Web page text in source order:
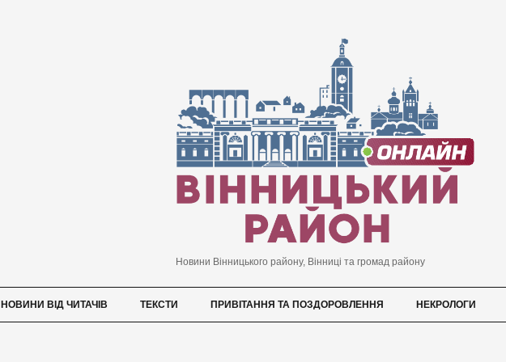
Новини Вінницького району, Вінниці та громад району
НОВИНИ ВІД ЧИТАЧІВ ТЕКСТИ ПРИВІТАННЯ ТА ПОЗДОРОВЛЕННЯ НЕКРОЛОГИ